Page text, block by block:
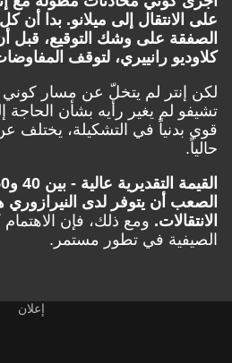
على الانتقال إلى ميلانو. بدا
الصفقة على وشك التوقيع، قبل
كلاوديو رانييري، لتوقف
لكن إنتر لم يتخلّ عن مسار كوني
تشيفو لم يغير رأيه بشأن
قوي بدنياً في التشكيلة، يختلف عن
حالياً.
الصعب أن يتوفر لدى النيرازوري
الانتقالات. ومع ذلك، فإن الاهتمام
الصيفية في تطور مستمر.